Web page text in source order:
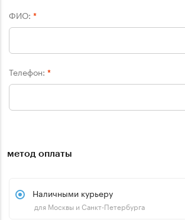
ФИО: *
Телефон: *
метод оплаты
Наличными курьеру
для Москвы и Санкт-Петербурга